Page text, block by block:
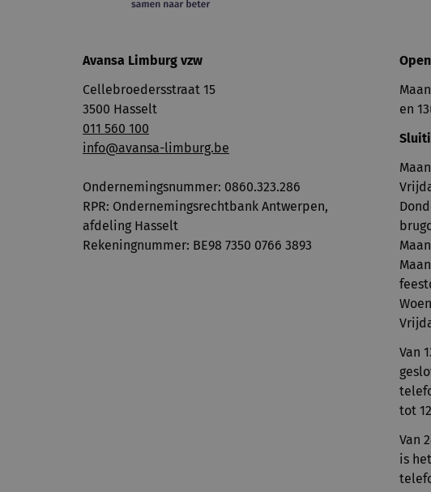
Avansa Limburg vzw
Cellebroedersstraat 15
3500 Hasselt
011 560 100
info@avansa-limburg.be
Ondernemingsnummer: ​0860.323.286
RPR: Ondernemingsrechtbank Antwerpen,
afdeling Hasselt
Rekeningnummer: BE98 7350 0766 3893
en
Van
tot
Van
is